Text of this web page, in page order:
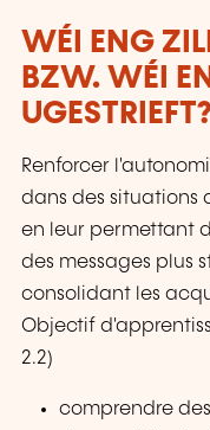
WÉI ENG
BZW. WÉI
UGESTRIEFT?
Renforcer
dans des situations
en leur permettant
des messages plus
consolidant les
Objectif
2.2)
comprendre